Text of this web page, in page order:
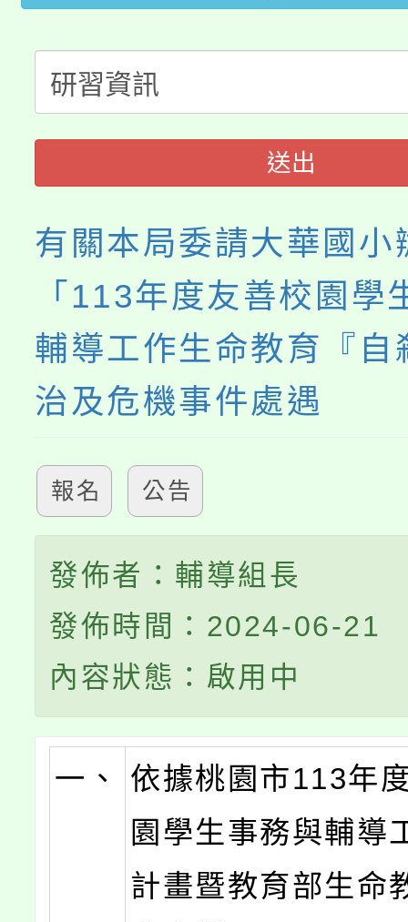
代理(課)教師甄選結果(
公告本校115學年度第
代理(課)教師甄選結果(
轉知中國文化大學推廣
《TA101》溝通分析基
心理、諮商輔導、社會
系所師生報名參加。
送出
有關本局委請大華國小
「113年度友善校園學
輔導工作生命教育『自
治及危機事件處遇
報名 公告
發佈者：輔導組長
發佈時間：2024-06-21
內容狀態：啟用中
一、
依據桃園市113年
園學生事務與輔導
計畫暨教育部生命